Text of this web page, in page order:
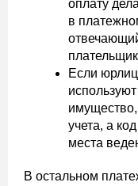
оплату
в
Если
имущество,
учета, а
места
В остальном